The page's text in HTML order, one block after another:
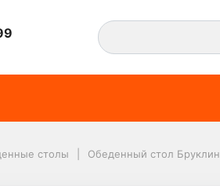
столы Обеденный стол Бруклин